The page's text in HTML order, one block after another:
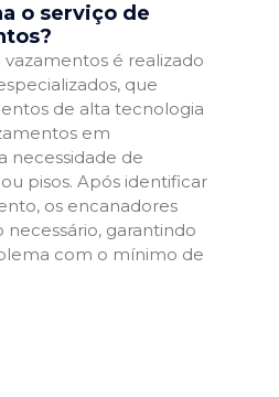
o serviço de
vazamentos é realizado
que
de alta tecnologia
em
necessidade de
pisos. Após identificar
os encanadores
necessário, garantindo
com o mínimo de